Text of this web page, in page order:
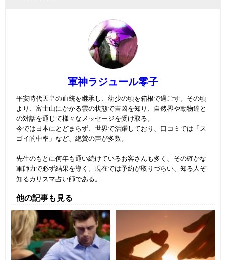
軍神ラジュール零子
平安時代天皇の血統を継承し、幼少の頃を箱根で過ごす。その頃
より、富士山にかかる雲の状態で吉凶を知り、自然界や動物達と
の対話を通じて様々なメッセージを受け取る。
今では日本にとどまらず、世界で活躍しており、口コミでは「ス
ゴイ的中率」など、絶賛の声が多数。
先生のもとに何年も通い続けているお客さんも多く、その確かな
軍師力で必ず結果を導く。現在では予約が取りづらい、知る人ぞ
知るカリスマ占い師である。
他の記事も見る